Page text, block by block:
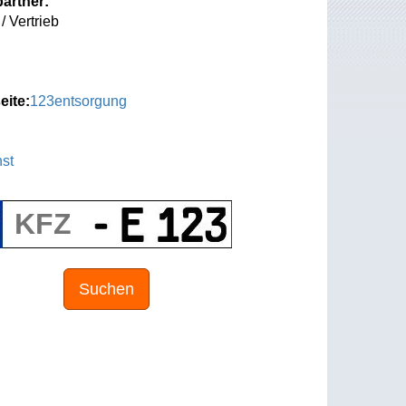
Vertrieb
123entsorgung
Suchen